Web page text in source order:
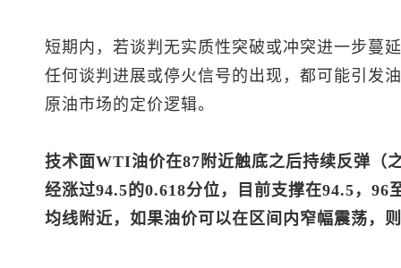
短期内，若谈判无实质性突破或冲突进一步蔓
任何谈判进展或停火信号的出现，都可能引发
原油市场的定价逻辑。
技术面WTI油价在87附近触底之后持续反弹（
经涨过94.5的0.618分位，目前支撑在94.5，96
均线附近，如果油价可以在区间内窄幅震荡，